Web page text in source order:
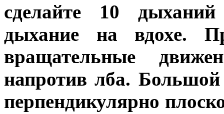
сделайте 10
дыхание на вдохе.
вращательные
напротив лба.
перпендикулярно